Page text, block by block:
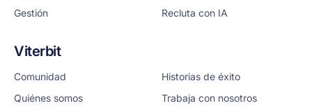
Gestión
Recluta con IA
Viterbit
Comunidad
Historias de éxito
Quiénes somos
Trabaja con nosotros